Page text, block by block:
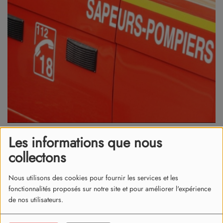
Les informations que nous
collectons
Nous utilisons des cookies pour fournir les services et les
fonctionnalités proposés sur notre site et pour améliorer l'expérience
de nos utilisateurs.
11 juin 2026
Un accident est survenu ce jeudi 11 juin sur l’A49 à hauteur de
Chatte en direction de Valence.
Une voiture a percuté par l'arrière la remorque d’un camion
de signalisation de l’AREA vers 11h20 et a fini sur le toit.